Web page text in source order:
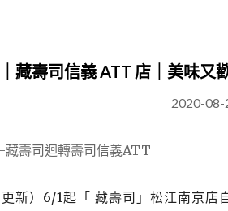
藏壽司信義 ATT 店｜美味又
2020-08-
更新）6/1起「 藏壽司」松江南京